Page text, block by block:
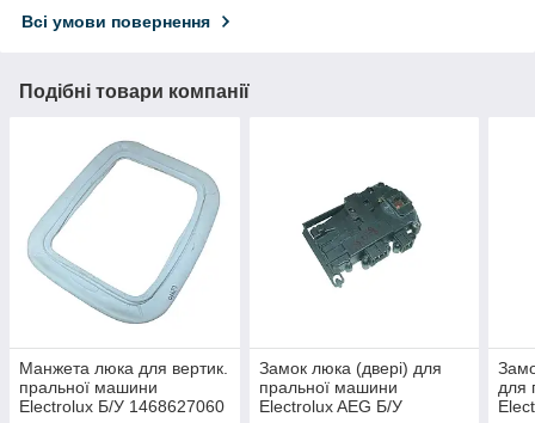
Всі умови повернення
Подібні товари компанії
Манжета люка для вертик.
пральної машини
Electrolux Б/У 1468627060
Замок люка (двері) для
пральної машини
Electrolux AEG Б/У
для